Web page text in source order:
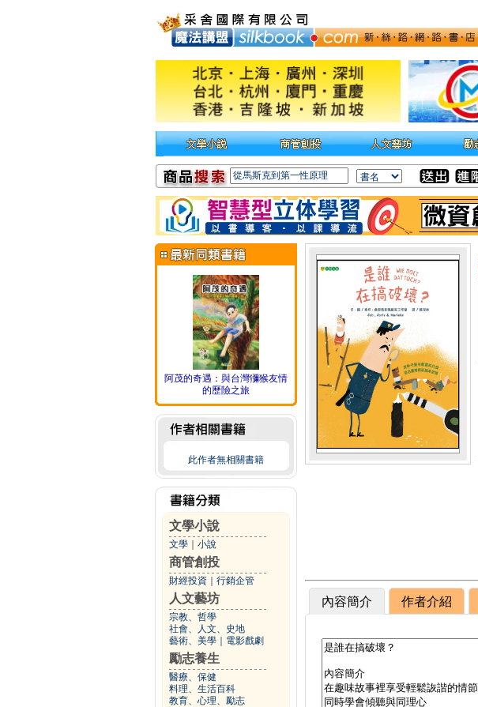
阿茂的奇遇：與台灣獼猴友情
的歷險之旅
此作者無相關書籍
文學小說
文學 小說
商管創投
財經投資 行銷企管
人文藝坊
宗教、哲學
社會、人文、史地
藝術、美學
電影戲劇
勵志養生
醫療、保健
料理、生活百科
教育、心理、勵志
內容簡介 作者介紹